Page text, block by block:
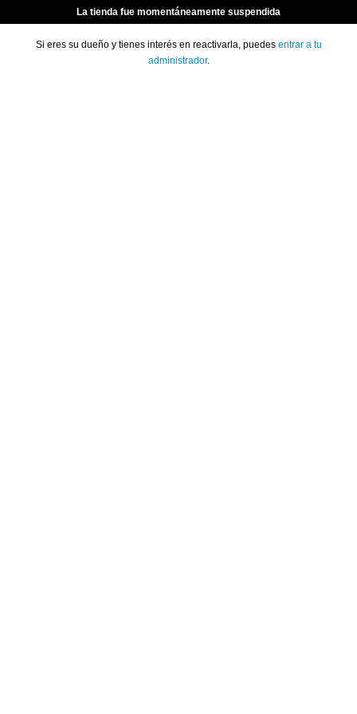
La tienda fue momentáneamente suspendida
Si eres su dueño y tienes interés en reactivarla, puedes entrar a tu
administrador.